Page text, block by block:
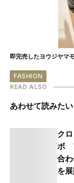
即完売したヨウジヤマ
FASHION
READ ALSO
あわせて読みたい
ク
ボ
合
を展